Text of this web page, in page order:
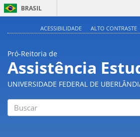
BRASIL
ACESSIBILIDADE ALTO CONTRASTE
Pró-Reitoria de
Assistência
UNIVERSIDADE FEDERAL DE